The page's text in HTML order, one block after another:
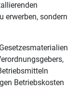
erwerben, sondern
Betriebskosten